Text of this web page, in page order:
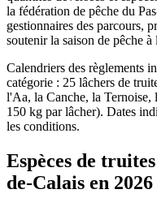
la fédération de pêche du
gestionnaires des parcours,
soutenir la saison de pêche à
Calendriers des règlements
catégorie : 25 lâchers de
l'Aa, la Canche, la
150 kg par lâcher). Dates
les conditions.
Espèces de
de-Calais en 2026